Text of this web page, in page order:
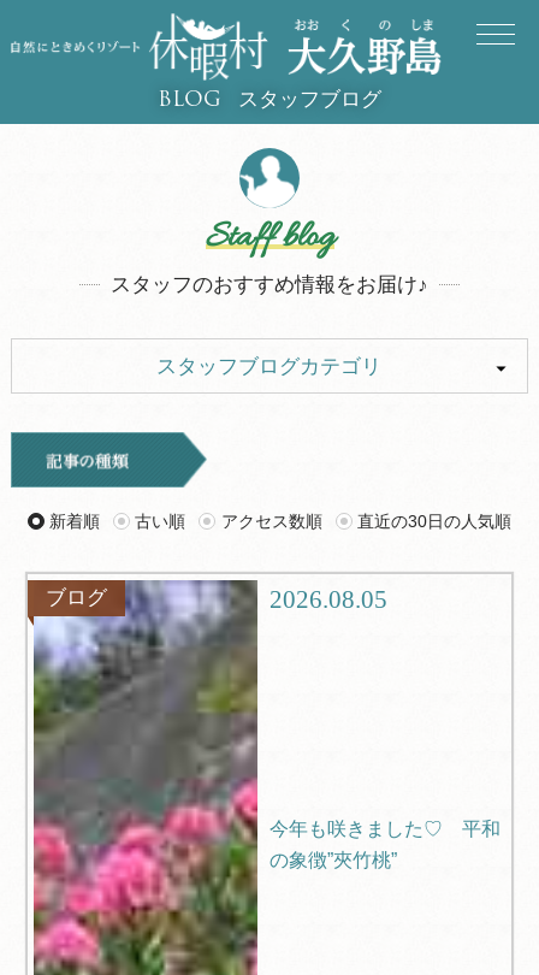
BLOG スタッフブログ
Staff blog
スタッフのおすすめ情報をお届け♪
スタッフブログカテゴリ
キャンプ
旅行記 ツアー
グルメ
ブログ
新着順 古い順 アクセス数順 直近の30日の人気順
ブログ 2026.08.05
今年も咲きました♡ 平和
の象徴”夾竹桃”